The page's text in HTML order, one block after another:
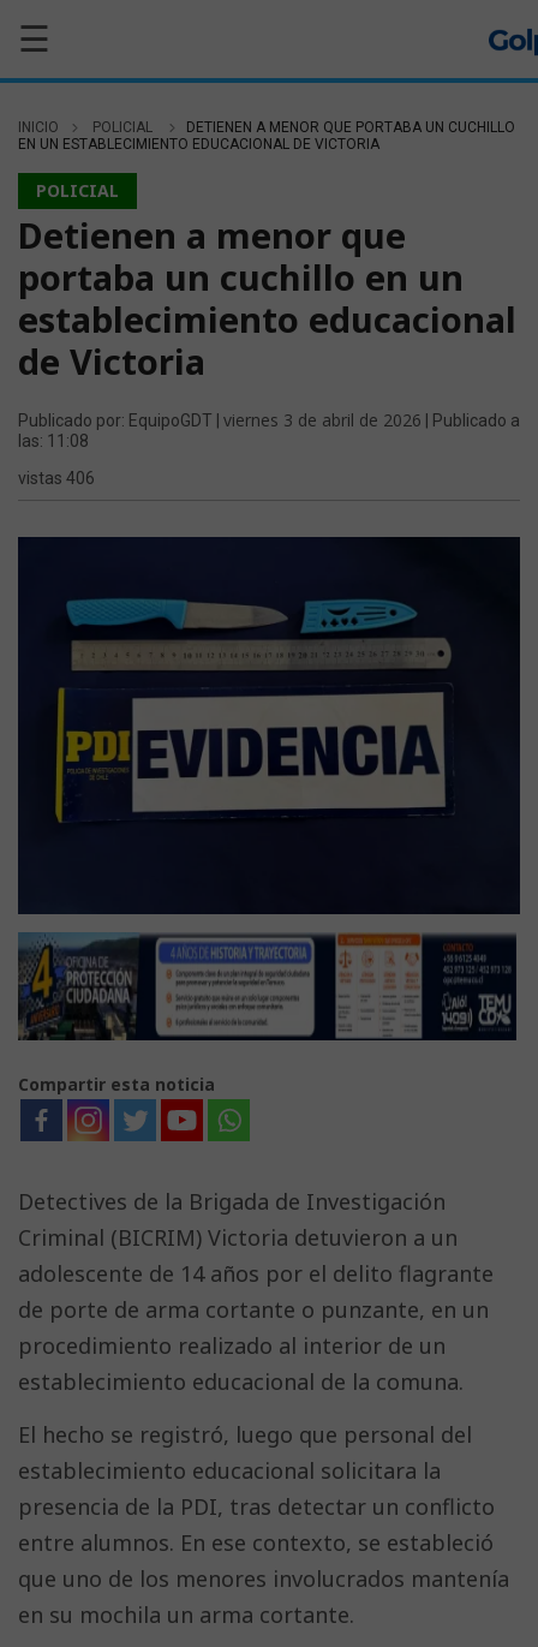
☰
INICIO POLICIAL
DETIENEN A MENOR QUE PORTABA UN CUCHILLO
EN UN ESTABLECIMIENTO EDUCACIONAL DE VICTORIA
POLICIAL
Detienen a menor que
portaba un cuchillo en un
establecimiento educacional
de Victoria
Publicado por: EquipoGDT | viernes 3 de abril de 2026 | Publicado a
las: 11:08
vistas 406
Compartir esta noticia
Detectives de la Brigada de Investigación
Criminal (BICRIM) Victoria detuvieron a un
adolescente de 14 años por el delito flagrante
de porte de arma cortante o punzante, en un
procedimiento realizado al interior de un
establecimiento educacional de la comuna.
El hecho se registró, luego que personal del
establecimiento educacional solicitara la
presencia de la PDI, tras detectar un conflicto
entre alumnos. En ese contexto, se estableció
que uno de los menores involucrados mantenía
en su mochila un arma cortante.